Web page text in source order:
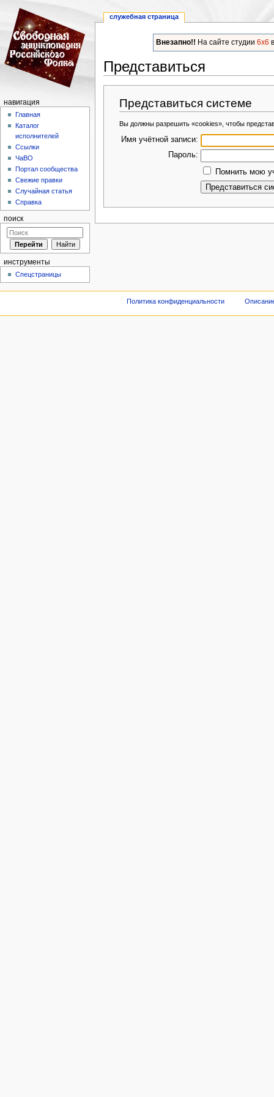
Внезапно!! На сайте студии 6x6
Представиться
Представиться системе
Вы должны разрешить «cookies», чтобы
Имя учётной записи:
Пароль:
Помнить мою
служебная страница
навигация
Главная
Каталог
исполнителей
Ссылки
ЧаВО
Портал сообщества
Свежие правки
Случайная статья
Справка
поиск
инструменты
Спецстраницы
Политика конфиденциальности